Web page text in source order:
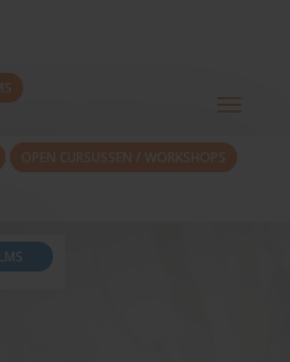
OPEN CURSUSSEN / WORKSHOPS
LMS
Toggle